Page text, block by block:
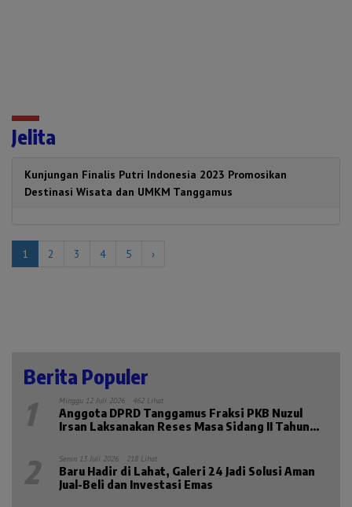
Jelita
Kunjungan Finalis Putri Indonesia 2023 Promosikan
Destinasi Wisata dan UMKM Tanggamus
1 2 3 4 5 ›
Berita Populer
1 Minggu 12 Juli 2026 462 Lihat
Anggota DPRD Tanggamus Fraksi PKB Nuzul
Irsan Laksanakan Reses Masa Sidang II Tahun
2 Senin 13 Juli 2026 218 Lihat
Baru Hadir di Lahat, Galeri 24 Jadi Solusi Aman
Jual-Beli dan Investasi Emas